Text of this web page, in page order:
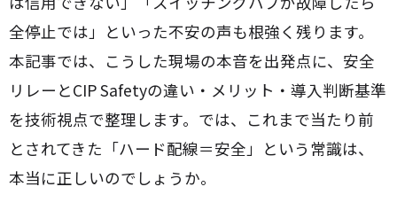
全停止では」といった不安の声も根強く残ります。
本記事では、こうした現場の本音を出発点に、安全
リレーとCIP Safetyの違い・メリット・導入判断基準
を技術視点で整理します。では、これまで当たり前
とされてきた「ハード配線＝安全」という常識は、
本当に正しいのでしょうか。